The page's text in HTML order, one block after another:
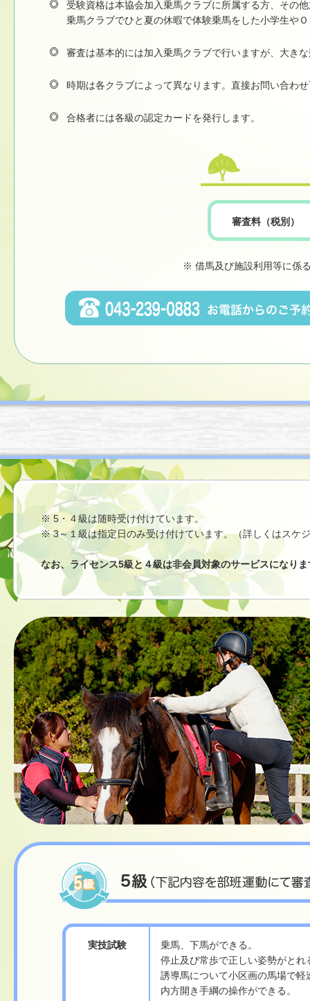
受験資格は本協会加入乗馬クラブに所属する方、その
乗馬クラブでひと夏の休暇で体験乗馬をした小学生や
審査は基本的には加入乗馬クラブで行いますが、大き
時期は各クラブによって異なります。直接お問い合わ
合格者には各級の認定カードを発行します。
審査料（税別）
※ 借馬及び施設利用等に係
※ 5・４級は随時受け付けています。
※ 3～１級は指定日のみ受け付けています。（詳しくはスケ
なお、ライセンス5級と４級は非会員対象のサービスになり
実技試験
乗馬、下馬ができる。
停止及び常歩で正しい姿勢がとれ
誘導馬について小区画の馬場で軽
内方開き手綱の操作ができる。